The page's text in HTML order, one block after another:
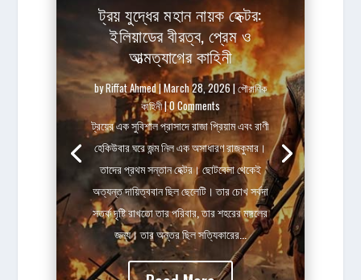
ট্রয় যুদ্ধের মহান নায়ক হেক্টর:
ইলিয়াডের বীরত্ব, প্রেম ও
আত্মত্যাগের কাহিনী
byRiffat Ahmed|March 28, 2026|পৌরাণিক
কাহিনী| 0 Comments
ট্রয়ের এক সুবিশাল প্রাসাদে রাজা প্রিয়াম এবং রাণী
হেকিউবার ঘরে জন্ম নিল এক অসাধারণ রাজকুমার।
তাদের প্রথম সন্তান হেক্টর। ছোটবেলা থেকেই
অত্যন্ত দায়িত্ববান ছিল ছেলেটি। তার চোখ সর্বদা
সতর্ক দৃষ্টি রাখতো তার পরিবার, তার শহরের মঙ্গলের
জন্য। তার অন্তর ছিল সত্যিকারের...